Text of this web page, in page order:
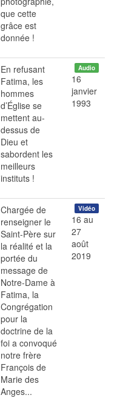
que cette
grâce est
donnée !
En refusant
Fatima, les
hommes
d’Église se
mettent au-
dessus de
Dieu et
sabordent les
meilleurs
instituts !
Audio
16
janvier
1993
Chargée de
renseigner le
Saint-Père sur
la réalité et la
portée du
message de
Notre-Dame à
Fatima, la
Congrégation
pour la
doctrine de la
foi a convoqué
notre frère
François de
Marie des
Anges...
Vidéo
16 au
27
août
2019